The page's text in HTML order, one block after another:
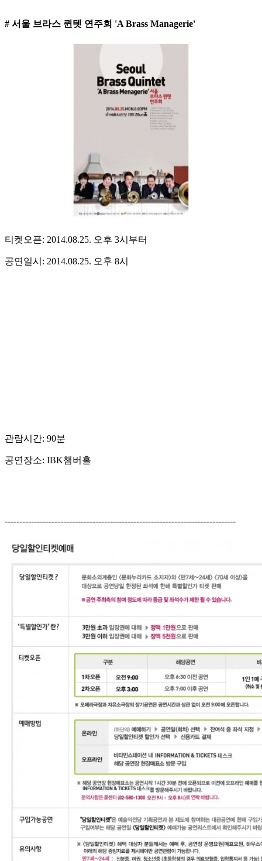
# 서울 브라스 퀸텟 연주회 'A Brass Managerie'
티켓오픈: 2014.08.25. 오후 3시부터
공연일시: 2014.08.25. 오후 8시
관람시간: 90분
공연장소: IBK챔버홀
-------------------------------------------------------------------------------